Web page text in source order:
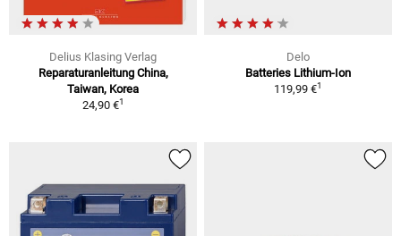
Delius Klasing Verlag
Reparaturanleitung China,
Taiwan, Korea
24,90 €1
Delo
Batteries Lithium-Ion
119,99 €1